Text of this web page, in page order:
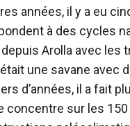
années, il y a eu
à des cycles
Arolla avec les
une savane avec
d’années, il a fait
concentre sur les